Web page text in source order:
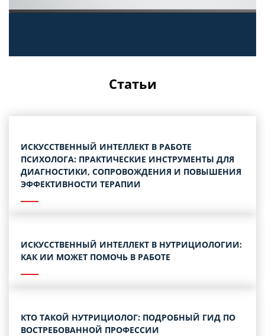
Статьи
ИСКУССТВЕННЫЙ ИНТЕЛЛЕКТ В РАБОТЕ
ПСИХОЛОГА: ПРАКТИЧЕСКИЕ ИНСТРУМЕНТЫ ДЛЯ
ДИАГНОСТИКИ, СОПРОВОЖДЕНИЯ И ПОВЫШЕНИЯ
ЭФФЕКТИВНОСТИ ТЕРАПИИ
ИСКУССТВЕННЫЙ ИНТЕЛЛЕКТ В НУТРИЦИОЛОГИИ:
КАК ИИ МОЖЕТ ПОМОЧЬ В РАБОТЕ
КТО ТАКОЙ НУТРИЦИОЛОГ: ПОДРОБНЫЙ ГИД ПО
ВОСТРЕБОВАННОЙ ПРОФЕССИИ